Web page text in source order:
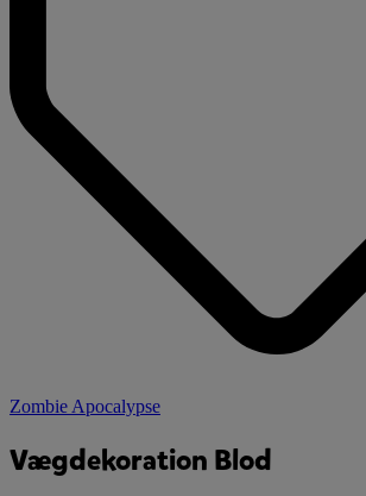
Zombie Apocalypse
Vægdekoration Blod